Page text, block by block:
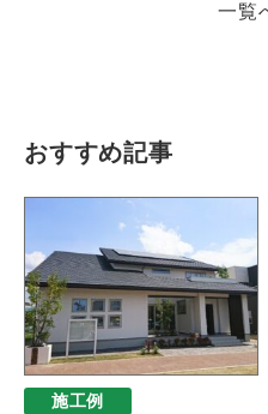
一覧
おすすめ記事
施工例